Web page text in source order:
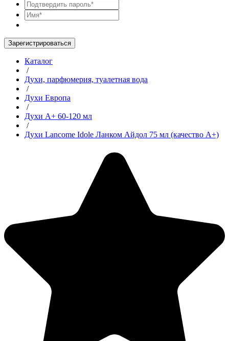
Зарегистрироваться
Каталог
/
Духи, парфюмерия, туалетная вода
/
Духи Европа
/
Духи А+ 60-120 мл
/
Духи Lancome Idole Ланком Айдол 75 мл (качество А+)